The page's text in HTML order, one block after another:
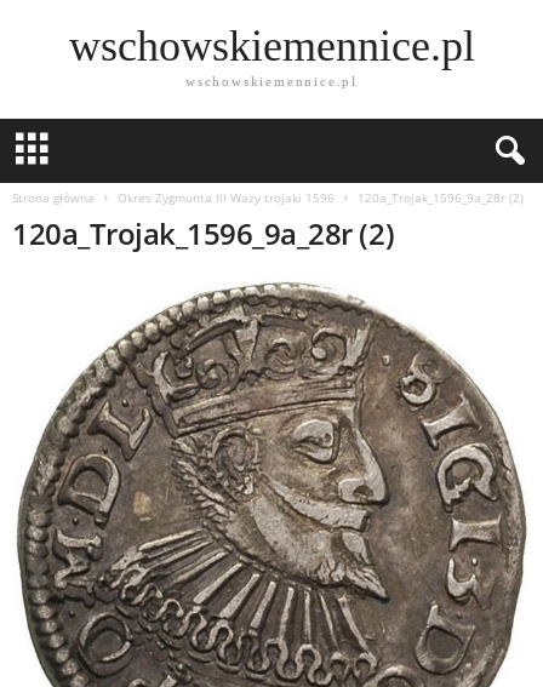
wschowskiemennice.pl
wschowskiemennice.pl
Strona główna Okres Zygmunta lll Wazy trojaki 1596 120a_Trojak_1596_9a_28r (2)
120a_Trojak_1596_9a_28r (2)